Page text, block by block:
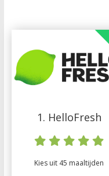
1. HelloFresh
Kies uit 45 maaltijden